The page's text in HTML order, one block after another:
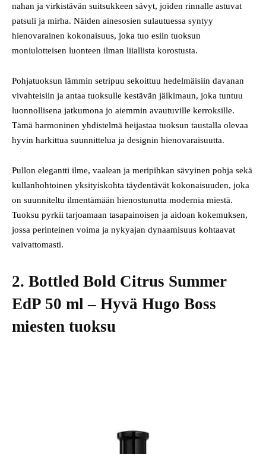
nahan ja virkistävän suitsukkeen sävyt, joiden rinnalle astuvat
patsuli ja mirha. Näiden ainesosien sulautuessa syntyy
hienovarainen kokonaisuus, joka tuo esiin tuoksun
moniulotteisen luonteen ilman liiallista korostusta.
Pohjatuoksun lämmin setripuu sekoittuu hedelmäisiin davanan
vivahteisiin ja antaa tuoksulle kestävän jälkimaun, joka tuntuu
luonnollisena jatkumona jo aiemmin avautuville kerroksille.
Tämä harmoninen yhdistelmä heijastaa tuoksun taustalla olevaa
hyvin harkittua suunnittelua ja designin hienovaraisuutta.
Pullon elegantti ilme, vaalean ja meripihkan sävyinen pohja sekä
kullanhohtoinen yksityiskohta täydentävät kokonaisuuden, joka
on suunniteltu ilmentämään hienostunutta modernia miestä.
Tuoksu pyrkii tarjoamaan tasapainoisen ja aidoan kokemuksen,
jossa perinteinen voima ja nykyajan dynaamisuus kohtaavat
vaivattomasti.
2. Bottled Bold Citrus Summer
EdP 50 ml – Hyvä Hugo Boss
miesten tuoksu